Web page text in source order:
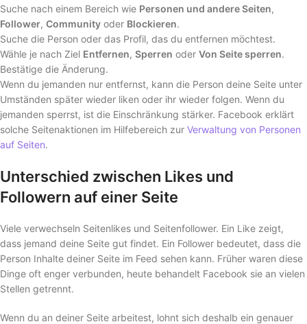
Suche nach einem Bereich wie Personen und andere Seiten,
Follower, Community oder Blockieren.
Suche die Person oder das Profil, das du entfernen möchtest.
Wähle je nach Ziel Entfernen, Sperren oder Von Seite sperren.
Bestätige die Änderung.
Wenn du jemanden nur entfernst, kann die Person deine Seite unter
Umständen später wieder liken oder ihr wieder folgen. Wenn du
jemanden sperrst, ist die Einschränkung stärker. Facebook erklärt
solche Seitenaktionen im Hilfebereich zur Verwaltung von Personen
auf Seiten.
Unterschied zwischen Likes und
Followern auf einer Seite
Viele verwechseln Seitenlikes und Seitenfollower. Ein Like zeigt,
dass jemand deine Seite gut findet. Ein Follower bedeutet, dass die
Person Inhalte deiner Seite im Feed sehen kann. Früher waren diese
Dinge oft enger verbunden, heute behandelt Facebook sie an vielen
Stellen getrennt.
Wenn du an deiner Seite arbeitest, lohnt sich deshalb ein genauer